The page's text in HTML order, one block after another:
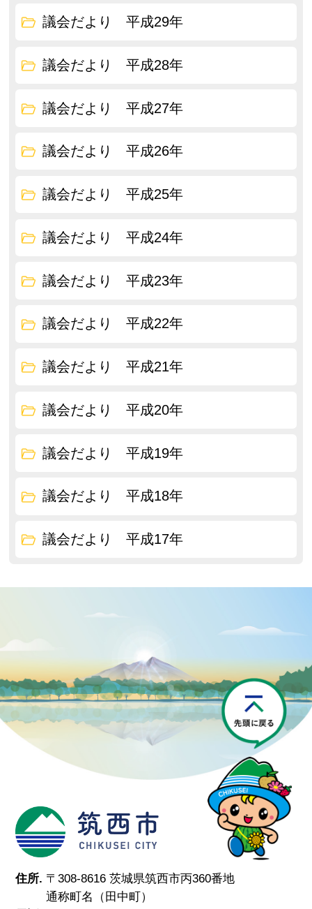
議会だより 平成29年
議会だより 平成28年
議会だより 平成27年
議会だより 平成26年
議会だより 平成25年
議会だより 平成24年
議会だより 平成23年
議会だより 平成22年
議会だより 平成21年
議会だより 平成20年
議会だより 平成19年
議会だより 平成18年
議会だより 平成17年
筑西市
住所. 〒308-8616 茨城県筑西市丙360番地
通称町名（田中町）